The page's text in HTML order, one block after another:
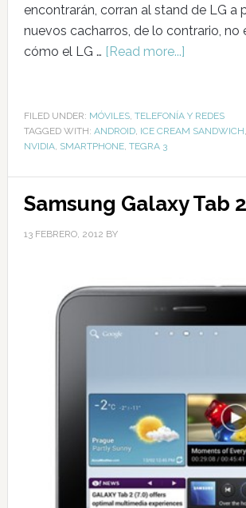
encontrarán, corran al stand de LG a
nuevos cacharros, de lo contrario, no
cómo el LG … [Read more...]
FILED UNDER: MÓVILES, TELEFONÍA Y REDES
TAGGED WITH: ANDROID, ICE CREAM SANDWICH
NVIDIA, SMARTPHONE, TEGRA 3
Samsung Galaxy Tab 2
13 FEBRERO, 2012 BY